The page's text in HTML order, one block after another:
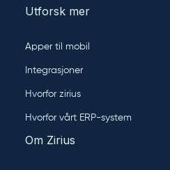
Utforsk mer
Apper til mobil
Integrasjoner
Hvorfor zirius
Hvorfor vårt ERP-system
Om Zirius